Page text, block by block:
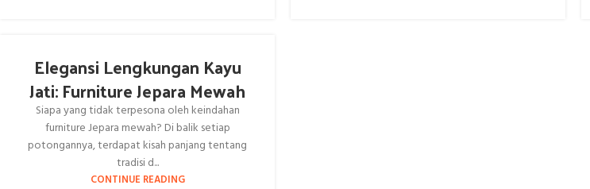
Elegansi Lengkungan Kayu
Jati: Furniture Jepara Mewah
Siapa yang tidak terpesona oleh keindahan
furniture Jepara mewah? Di balik setiap
potongannya, terdapat kisah panjang tentang
tradisi d...
CONTINUE READING